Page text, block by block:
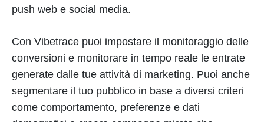
push web e social media.
Con Vibetrace puoi impostare il monitoraggio delle
conversioni e monitorare in tempo reale le entrate
generate dalle tue attività di marketing. Puoi anche
segmentare il tuo pubblico in base a diversi criteri
come comportamento, preferenze e dati